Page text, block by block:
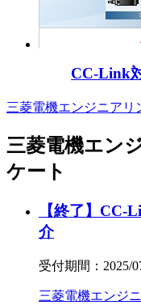
CC-Link
三菱電機エンジニアリ
三菱電機エン
ケート
【終了】CC-
介
受付期間：2025/
三菱電機エンジ